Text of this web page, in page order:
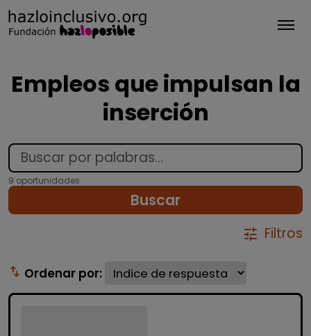
Empleos que impulsan la
inserción
9 oportunidades
Buscar
tune Filtros
swap_vert Ordenar por: